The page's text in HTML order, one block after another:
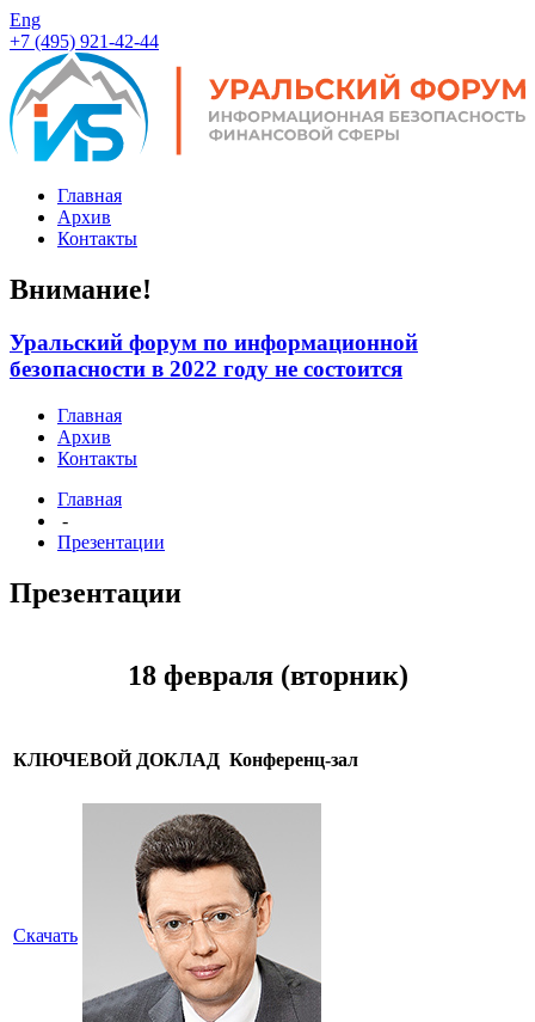
Eng
+7 (495) 921-42-44
Главная
Архив
Контакты
Внимание!
Уральский форум по информационной
безопасности в 2022 году не состоится
Главная
Архив
Контакты
Главная
-
Презентации
Презентации
18 февраля (вторник)
КЛЮЧЕВОЙ ДОКЛАД Конференц-зал
Скачать